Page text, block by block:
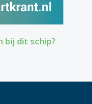
bij dit schip?